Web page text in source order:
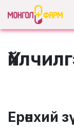
Skip to Content
Ерөнхий